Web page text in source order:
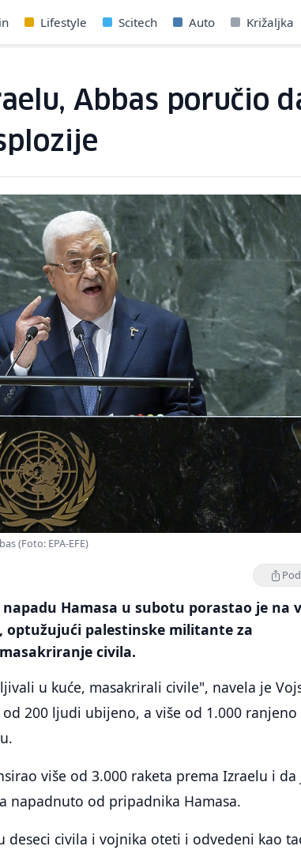
Lifestyle Scitech Auto Križaljka
Abbas poručio
(Foto: EPA-EFE)
Hamasa u subotu porastao je na
optužujući palestinske militante za
civila.
u kuće, masakrirali civile", navela je
200 ljudi ubijeno, a više od 1.000 ranjeno
više od 3.000 raketa prema Izraelu i da
napadnuto od pripadnika Hamasa.
deseci civila i vojnika oteti i odvedeni kao